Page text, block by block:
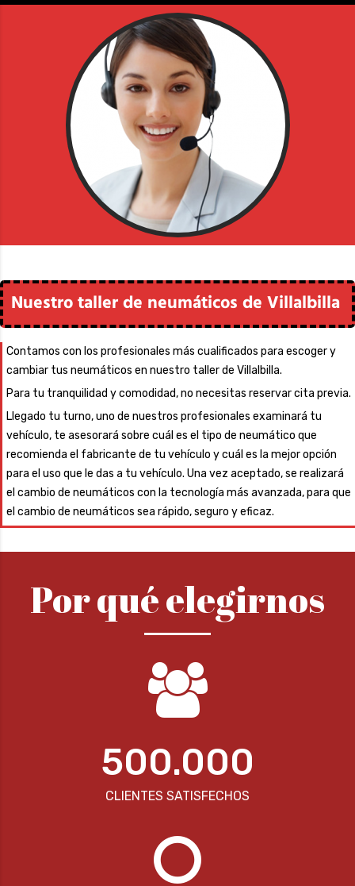
Nuestro taller de neumáticos de Villalbilla
Contamos con los profesionales más cualificados para escoger y
cambiar tus neumáticos en nuestro taller de Villalbilla.
Para tu tranquilidad y comodidad, no necesitas reservar cita previa.
Llegado tu turno, uno de nuestros profesionales examinará tu
vehículo, te asesorará sobre cuál es el tipo de neumático que
recomienda el fabricante de tu vehículo y cuál es la mejor opción
para el uso que le das a tu vehículo. Una vez aceptado, se realizará
el cambio de neumáticos con la tecnología más avanzada, para que
el cambio de neumáticos sea rápido, seguro y eficaz.
Por qué elegirnos
500.000
CLIENTES SATISFECHOS